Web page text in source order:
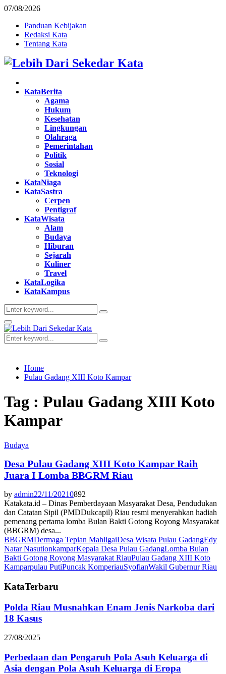
07/08/2026
Panduan Kebijakan
Redaksi Kata
Tentang Kata
Facebook
Twitter
Instagram
Pinterest
Youtube
KataBerita
Agama
Hukum
Kesehatan
Lingkungan
Olahraga
Pemerintahan
Politik
Sosial
Teknologi
KataNiaga
KataSastra
Cerpen
Pentigraf
KataWisata
Alam
Budaya
Hiburan
Sejarah
Kuliner
Travel
KataLogika
KataKampus
Search
for:
Search
Primary
Menu
Search
for:
Search
Home
Pulau Gadang XIII Koto Kampar
Tag : Pulau Gadang XIII Koto
Kampar
Budaya
Desa Pulau Gadang XIII Koto Kampar Raih
Juara I Lomba BBGRM Riau
by admin22/11/20210892
Katakata.id – Dinas Pemberdayaan Masyarakat Desa, Pendudukan
dan Catatan Sipil (PMDDukcapil) Riau resmi menyerahkan hadiah
pemenang pertama lomba Bulan Bakti Gotong Royong Masyarakat
(BBGRM) desa...
BBGRMDermaga Tepian MahligaiDesa Wisata Pulau GadangEdy
Natar NasutionkamparKepala Desa Pulau GadangLomba Bulan
Bakti Gotong Royong Masyarakat RiauPulau Gadang XIII Koto
Kamparpulau PutiPuncak KomperiauSyofianWakil Gubernur Riau
KataTerbaru
Polda Riau Musnahkan Enam Jenis Narkoba dari
18 Kasus
27/08/2025
Perbedaan dan Pengaruh Pola Asuh Keluarga di
Asia dengan Pola Asuh Keluarga di Eropa